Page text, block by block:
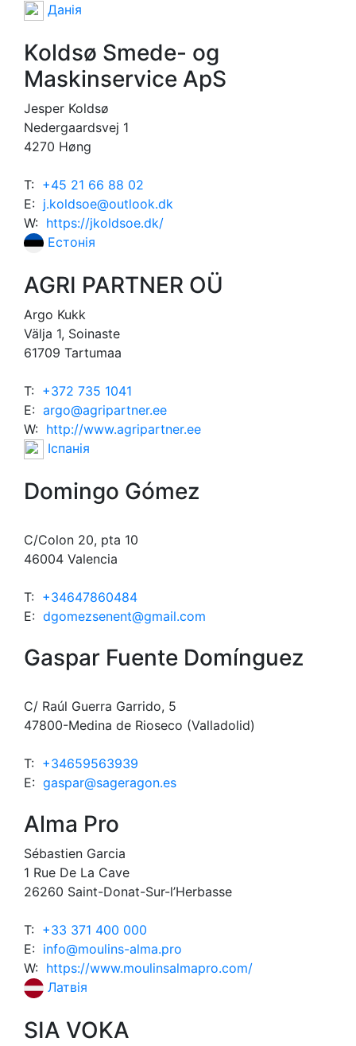
Данія
Koldsø Smede- og
Maskinservice ApS
Jesper Koldsø
Nedergaardsvej 1
4270 Høng
T: +45 21 66 88 02
E: j.koldsoe@outlook.dk
W: https://jkoldsoe.dk/
Естонія
AGRI PARTNER OÜ
Argo Kukk
Välja 1, Soinaste
61709 Tartumaa
T: +372 735 1041
E: argo@agripartner.ee
W: http://www.agripartner.ee
Іспанія
Domingo Gómez
C/Colon 20, pta 10
46004 Valencia
T: +34647860484
E: dgomezsenent@gmail.com
Gaspar Fuente Domínguez
C/ Raúl Guerra Garrido, 5
47800-Medina de Rioseco (Valladolid)
T: +34659563939
E: gaspar@sageragon.es
Alma Pro
Sébastien Garcia
1 Rue De La Cave
26260 Saint-Donat-Sur-l’Herbasse
T: +33 371 400 000
E: info@moulins-alma.pro
W: https://www.moulinsalmapro.com/
Латвія
SIA VOKA